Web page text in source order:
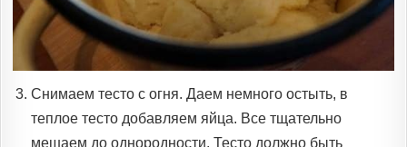
Снимаем тесто с огня. Даем немного остыть, в
теплое тесто добавляем яйца. Все тщательно
мешаем до однородности. Тесто должно быть